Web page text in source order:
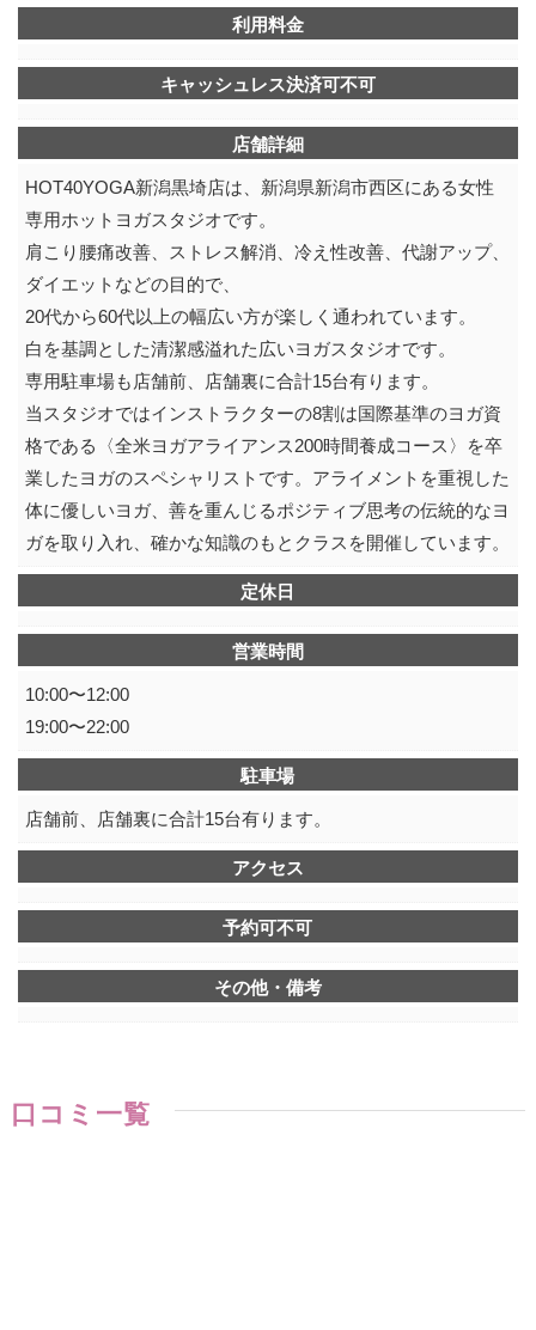
利用料金
キャッシュレス決済可不可
店舗詳細
HOT40YOGA新潟黒埼店は、新潟県新潟市西区にある女性
専用ホットヨガスタジオです。
肩こり腰痛改善、ストレス解消、冷え性改善、代謝アップ、
ダイエットなどの目的で、
20代から60代以上の幅広い方が楽しく通われています。
白を基調とした清潔感溢れた広いヨガスタジオです。
専用駐車場も店舗前、店舗裏に合計15台有ります。
当スタジオではインストラクターの8割は国際基準のヨガ資
格である〈全米ヨガアライアンス200時間養成コース〉を卒
業したヨガのスペシャリストです。アライメントを重視した
体に優しいヨガ、善を重んじるポジティブ思考の伝統的なヨ
ガを取り入れ、確かな知識のもとクラスを開催しています。
定休日
営業時間
10:00〜12:00
19:00〜22:00
駐車場
店舗前、店舗裏に合計15台有ります。
アクセス
予約可不可
その他・備考
口コミ一覧